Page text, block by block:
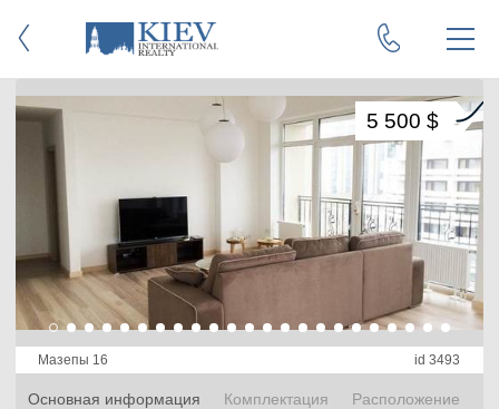
Мазепы 16 id 3493
Основная информация Комплектация Расположение
5 500 $